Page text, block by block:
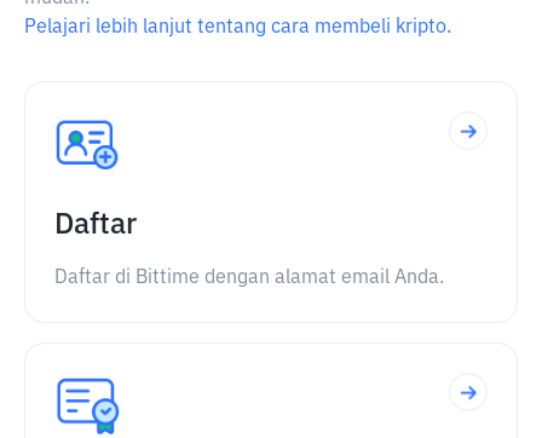
Pelajari lebih lanjut tentang cara membeli kripto.
Daftar
Daftar di Bittime dengan alamat email Anda.